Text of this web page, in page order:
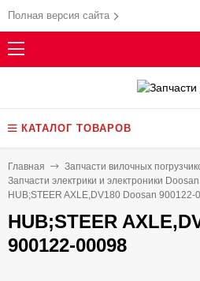
Полная версия сайта
КАТАЛОГ ТОВАРОВ
Главная Запчасти вилочных
Запчасти электрики и электроники Doosan
HUB;STEER AXLE,DV180 Doosan 900122-
HUB;STEER
900122-00098